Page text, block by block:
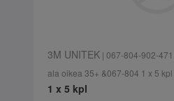
3M UNITEK| 067-804-902-
ala oikea 35+ &067-804 1 x 5 kpl
1 x 5 kpl